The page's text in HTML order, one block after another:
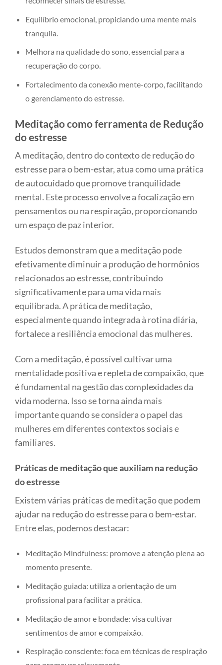
Equilíbrio emocional, propiciando uma mente mais
tranquila.
Melhora na qualidade do sono, essencial para a
recuperação do corpo.
Fortalecimento da conexão mente-corpo, facilitando
o gerenciamento do estresse.
Meditação como ferramenta de Redução
do estresse
A meditação, dentro do contexto de redução do
estresse para o bem-estar, atua como uma prática
de autocuidado que promove tranquilidade
mental. Este processo envolve a focalização em
pensamentos ou na respiração, proporcionando
um espaço de paz interior.
Estudos demonstram que a meditação pode
efetivamente diminuir a produção de hormônios
relacionados ao estresse, contribuindo
significativamente para uma vida mais
equilibrada. A prática de meditação,
especialmente quando integrada à rotina diária,
fortalece a resiliência emocional das mulheres.
Com a meditação, é possível cultivar uma
mentalidade positiva e repleta de compaixão, que
é fundamental na gestão das complexidades da
vida moderna. Isso se torna ainda mais
importante quando se considera o papel das
mulheres em diferentes contextos sociais e
familiares.
Práticas de meditação que auxiliam na redução
do estresse
Existem várias práticas de meditação que podem
ajudar na redução do estresse para o bem-estar.
Entre elas, podemos destacar:
Meditação Mindfulness: promove a atenção plena ao
momento presente.
Meditação guiada: utiliza a orientação de um
profissional para facilitar a prática.
Meditação de amor e bondade: visa cultivar
sentimentos de amor e compaixão.
Respiração consciente: foca em técnicas de respiração